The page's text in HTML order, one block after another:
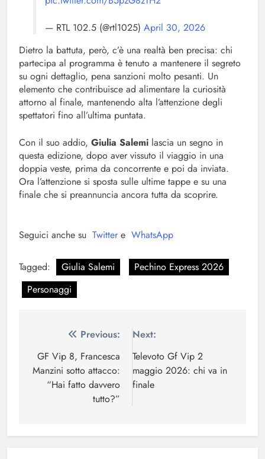
— RTL 102.5 (@rtl1025) April 30, 2026
Dietro la battuta, però, c’è una realtà ben precisa: chi
partecipa al programma è tenuto a mantenere il segreto
su ogni dettaglio, pena sanzioni molto pesanti. Un
elemento che contribuisce ad alimentare la curiosità
attorno al finale, mantenendo alta l’attenzione degli
spettatori fino all’ultima puntata.
Con il suo addio, Giulia Salemi lascia un segno in
questa edizione, dopo aver vissuto il viaggio in una
doppia veste, prima da concorrente e poi da inviata.
Ora l’attenzione si sposta sulle ultime tappe e su una
finale che si preannuncia ancora tutta da scoprire.
Seguici anche su Twitter e WhatsApp
Tagged: Giulia Salemi
Pechino Express 2026
Personaggi
Navigazione
articoli
Previous:
GF Vip 8, Francesca
Manzini sotto attacco:
“Hai fatto davvero
tutto?”
Next:
Televoto Gf Vip 2
maggio 2026: chi va in
finale